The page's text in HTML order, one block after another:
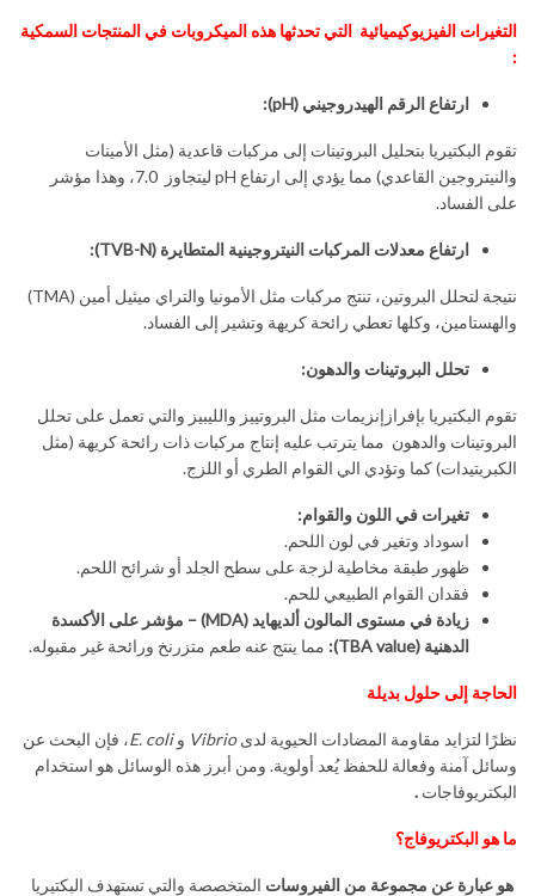
التغيرات الفيزيوكيميائية التي تحدثها هذه الميكروبات في المنتجات السمكية
:
ارتفاع الرقم الهيدروجيني (pH):
تقوم البكتيريا بتحليل البروتينات إلى مركبات قاعدية (مثل الأمينات
والنيتروجين القاعدي) مما يؤدي إلى ارتفاع pH ليتجاوز 7.0، وهذا مؤشر
على الفساد.
ارتفاع معدلات المركبات النيتروجينية المتطايرة (TVB-N):
نتيجة لتحلل البروتين، تنتج مركبات مثل الأمونيا والتراي ميثيل أمين (TMA)
والهستامين، وكلها تعطي رائحة كريهة وتشير إلى الفساد.
تحلل البروتينات والدهون:
تقوم البكتيريا بإفرازإنزيمات مثل البروتييز والليبيز والتي تعمل على تحلل
البروتينات والدهون مما يترتب عليه إنتاج مركبات ذات رائحة كريهة (مثل
الكبريتيدات) كما وتؤدي الي القوام الطري أو اللزج.
تغيرات في اللون والقوام:
اسوداد وتغير في لون اللحم.
ظهور طبقة مخاطية لزجة على سطح الجلد أو شرائح اللحم.
فقدان القوام الطبيعي للحم.
زيادة في مستوى المالون ألديهايد(MDA) –
مؤشر على الأكسدة
الدهنية (TBA value): مما ينتج عنه طعم متزرنخ ورائحة غير مقبوله.
الحاجة إلى حلول بديلة
نظرًا لتزايد مقاومة المضادات الحيوية لدىVibrio وE. coli، فإن البحث عن
وسائل آمنة وفعالة للحفظ يُعد أولوية. ومن أبرز هذه الوسائل هو استخدام
البكتريوفاجات .
ما هو البكتريوفاج؟
هو عبارة عن مجموعة من الفيروسات المتخصصة والتي تستهدف البكتيريا